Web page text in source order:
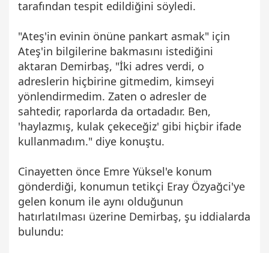
tarafından tespit edildiğini söyledi.
"Ateş'in evinin önüne pankart asmak" için
Ateş'in bilgilerine bakmasını istediğini
aktaran Demirbaş, "İki adres verdi, o
adreslerin hiçbirine gitmedim, kimseyi
yönlendirmedim. Zaten o adresler de
sahtedir, raporlarda da ortadadır. Ben,
'haylazmış, kulak çekeceğiz' gibi hiçbir ifade
kullanmadım." diye konuştu.
Cinayetten önce Emre Yüksel'e konum
gönderdiği, konumun tetikçi Eray Özyağci'ye
gelen konum ile aynı olduğunun
hatırlatılması üzerine Demirbaş, şu iddialarda
bulundu: